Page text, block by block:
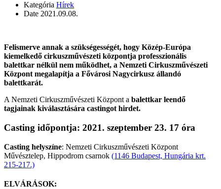
Kategória Hírek
Date 2021.09.08.
Felismerve annak a szükségességét, hogy Közép-Európa
kiemelkedő cirkuszművészeti központja professzionális
balettkar nélkül nem működhet, a Nemzeti Cirkuszművészeti
Központ megalapítja a Fővárosi Nagycirkusz állandó
balettkarát.
A Nemzeti Cirkuszművészeti Központ a balettkar leendő
tagjainak kiválasztására castingot hirdet.
Casting időpontja: 2021. szeptember 23. 17 óra
Casting helyszíne: Nemzeti Cirkuszművészeti Központ
Művésztelep, Hippodrom csarnok (1146 Budapest, Hungária krt.
215-217.)
ELVÁRÁSOK: